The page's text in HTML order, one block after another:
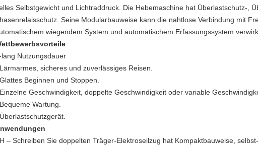
Selbstgewicht und Lichtraddruck. Die Hebemaschine hat Überlastschutz-,
Seine Modularbauweise kann die nahtlose Verbindung mit
wiegendem System und automatischem Erfassungssystem
lang Nutzungsdauer
sicheres und zuverlässiges Reisen.
Beginnen und Stoppen.
Geschwindigkeit, doppelte Geschwindigkeit oder variable
Wartung.
– Schreiben Sie doppelten Träger-Elektroseilzug hat Kompaktbauweise,